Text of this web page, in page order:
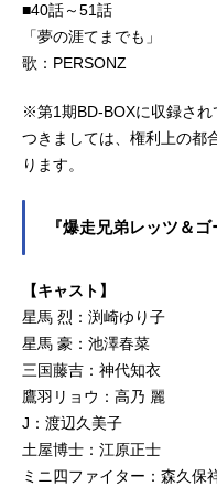
■40話～51話
「夢の涯てまでも」
歌：PERSONZ
※第1期BD-BOXに収録さ
つきましては、権利上の都
ります。
『爆走兄弟レッツ＆ゴ
【キャスト】
星馬 烈：渕崎ゆり子
星馬 豪：池澤春菜
三国藤吉：神代知衣
鷹羽リョウ：高乃 麗
J：渡辺久美子
土屋博士：江原正士
ミニ四ファイター：森久保